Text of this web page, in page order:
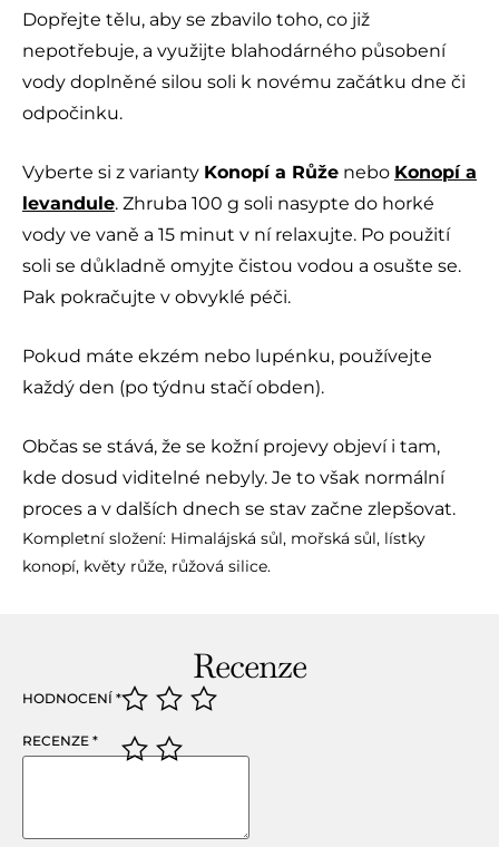
Dopřejte tělu, aby se zbavilo toho, co již
nepotřebuje, a využijte blahodárného působení
vody doplněné silou soli k novému začátku dne či
odpočinku.
Vyberte si z varianty Konopí a Růže nebo Konopí a
levandule. Zhruba 100 g soli nasypte do horké
vody ve vaně a 15 minut v ní relaxujte. Po použití
soli se důkladně omyjte čistou vodou a osušte se.
Pak pokračujte v obvyklé péči.
Pokud máte ekzém nebo lupénku, používejte
každý den (po týdnu stačí obden).
Občas se stává, že se kožní projevy objeví i tam,
kde dosud viditelné nebyly. Je to však normální
proces a v dalších dnech se stav začne zlepšovat.
Kompletní složení: Himalájská sůl, mořská sůl, lístky
konopí, květy růže, růžová silice.
Recenze
HODNOCENÍ *
RECENZE *